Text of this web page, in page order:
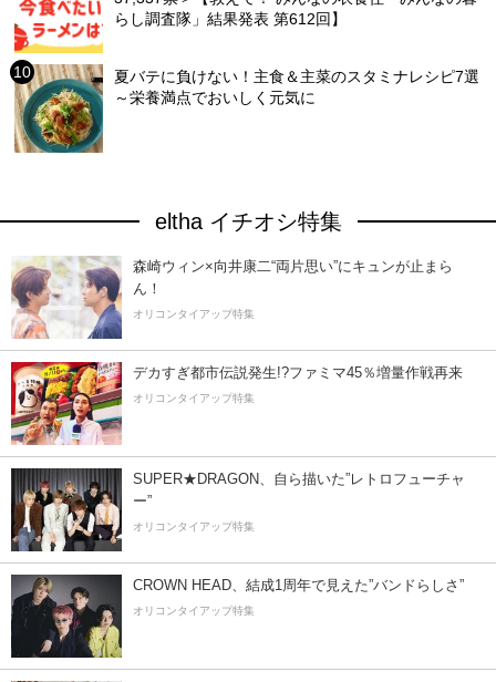
らし調査隊」結果発表 第612回】
夏バテに負けない！主食＆主菜のスタミナレシピ7選
～栄養満点でおいしく元気に
eltha イチオシ特集
森崎ウィン×向井康二“両片思い”にキュンが止まら
ん！
オリコンタイアップ特集
デカすぎ都市伝説発生!?ファミマ45％増量作戦再来
オリコンタイアップ特集
SUPER★DRAGON、自ら描いた”レトロフューチャ
ー”
オリコンタイアップ特集
CROWN HEAD、結成1周年で見えた”バンドらしさ”
オリコンタイアップ特集